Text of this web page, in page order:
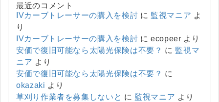
最近のコメント
IVカーブトレーサーの購入を検討 に 監視マニア よ
り
IVカーブトレーサーの購入を検討 にecopeer より
安価で復旧可能なら太陽光保険は不要？ に 監視マ
ニア より
安価で復旧可能なら太陽光保険は不要？ に
okazaki より
草刈り作業者を募集しないと に 監視マニア より